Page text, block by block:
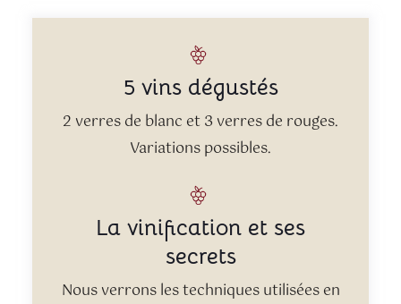
5 vins dégustés
2 verres de blanc et 3 verres de rouges.
Variations possibles.
La vinification et ses
secrets
Nous verrons les techniques utilisées en